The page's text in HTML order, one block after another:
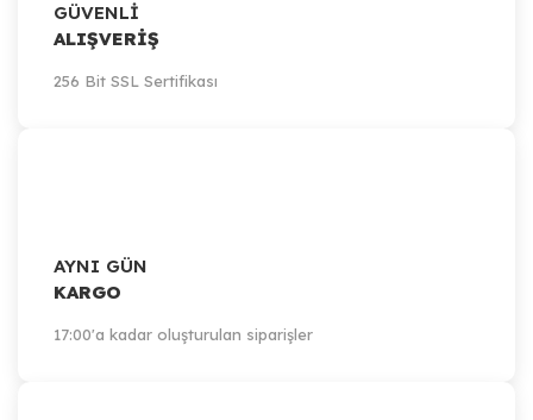
GÜVENLİ
ALIŞVERİŞ
256 Bit SSL Sertifikası
AYNI GÜN
KARGO
17:00'a kadar oluşturulan siparişler